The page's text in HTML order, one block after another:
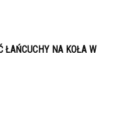
ŁAŃCUCHY NA KOŁA W